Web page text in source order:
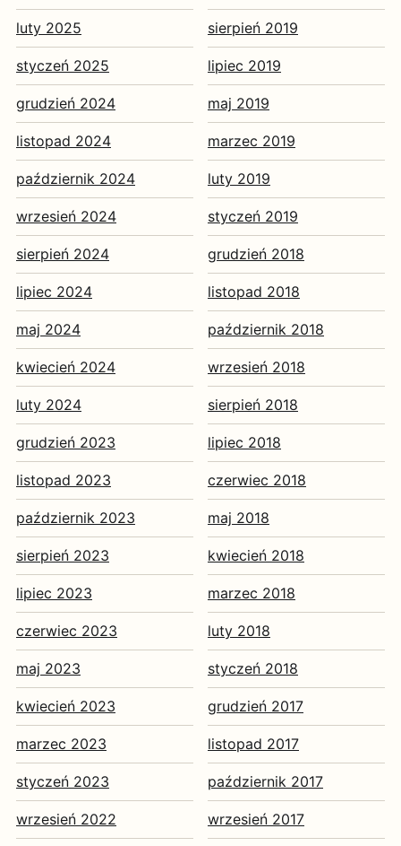
luty 2025
styczeń 2025
grudzień 2024
listopad 2024
październik 2024
wrzesień 2024
sierpień 2024
lipiec 2024
maj 2024
kwiecień 2024
luty 2024
grudzień 2023
listopad 2023
październik 2023
sierpień 2023
lipiec 2023
czerwiec 2023
maj 2023
kwiecień 2023
marzec 2023
styczeń 2023
wrzesień 2022
sierpień 2019
lipiec 2019
maj 2019
marzec 2019
luty 2019
styczeń 2019
grudzień 2018
listopad 2018
październik 2018
wrzesień 2018
sierpień 2018
lipiec 2018
czerwiec 2018
maj 2018
kwiecień 2018
marzec 2018
luty 2018
styczeń 2018
grudzień 2017
listopad 2017
październik 2017
wrzesień 2017